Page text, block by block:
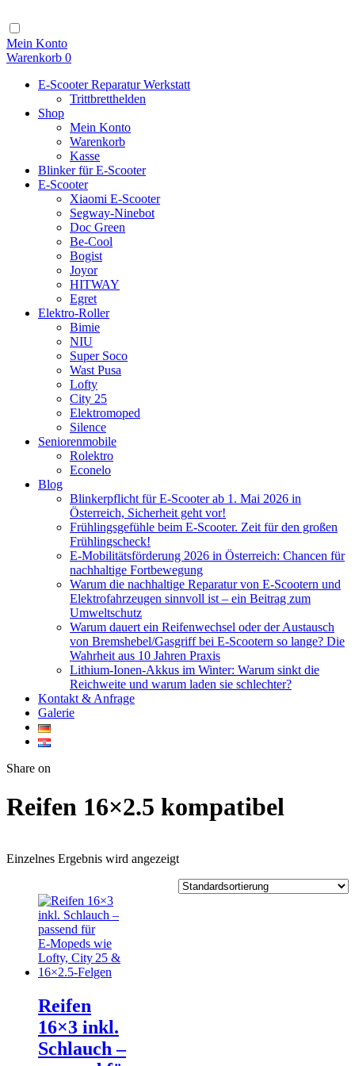
Inhalt
Mein Konto
Warenkorb 0
E-Scooter Reparatur Werkstatt
Trittbretthelden
Shop
Mein Konto
Warenkorb
Kasse
Blinker für E-Scooter
E-Scooter
Xiaomi E-Scooter
Segway-Ninebot
Doc Green
Be-Cool
Bogist
Joyor
HITWAY
Egret
Elektro-Roller
Bimie
NIU
Super Soco
Wast Pusa
Lofty
City 25
Elektromoped
Silence
Seniorenmobile
Rolektro
Econelo
Blog
Blinkerpflicht für E-Scooter ab 1. Mai 2026 in
Österreich, Sicherheit geht vor!
Frühlingsgefühle beim E-Scooter. Zeit für den großen
Frühlingscheck!
E-Mobilitätsförderung 2026 in Österreich: Chancen für
nachhaltige Fortbewegung
Warum die nachhaltige Reparatur von E-Scootern und
Elektrofahrzeugen sinnvoll ist – ein Beitrag zum
Umweltschutz
Warum dauert ein Reifenwechsel oder der Austausch
von Bremshebel/Gasgriff bei E-Scootern so lange? Die
Wahrheit aus 10 Jahren Praxis
Lithium-Ionen-Akkus im Winter: Warum sinkt die
Reichweite und warum laden sie schlechter?
Kontakt & Anfrage
Galerie
Share on
Reifen 16×2.5 kompatibel
Einzelnes Ergebnis wird angezeigt
Reifen
16×3 inkl.
Schlauch –